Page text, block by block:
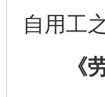
自用工
《劳